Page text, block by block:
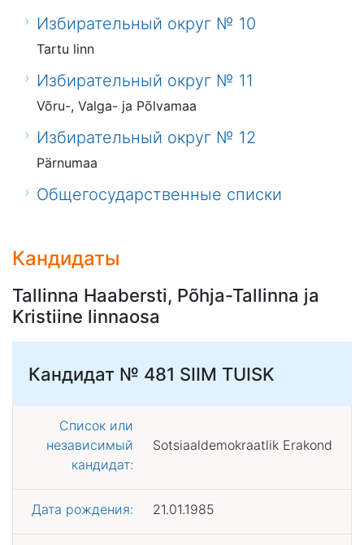
Избирательный округ № 10
Tartu linn
Избирательный округ № 11
Võru-, Valga- ja Põlvamaa
Избирательный округ № 12
Pärnumaa
Общегосударственные списки
Кандидаты
Tallinna Haabersti, Põhja-Tallinna ja
Kristiine linnaosa
Кандидат № 481 SIIM TUISK
Список или
независимый
кандидат:
Sotsiaaldemokraatlik Erakond
Дата рождения: 21.01.1985